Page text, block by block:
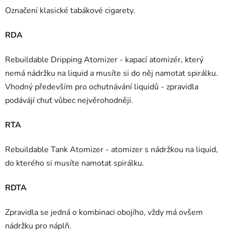
Označení klasické tabákové cigarety.
RDA
Rebuildable Dripping Atomizer - kapací atomizér, který
nemá nádržku na liquid a musíte si do něj namotat spirálku.
Vhodný především pro ochutnávání liquidů - zpravidla
podávájí chuť vůbec nejvěrohodněji.
RTA
Rebuildable Tank Atomizer - atomizer s nádržkou na liquid,
do kterého si musíte namotat spirálku.
RDTA
Zpravidla se jedná o kombinaci obojího, vždy má ovšem
nádržku pro náplň.